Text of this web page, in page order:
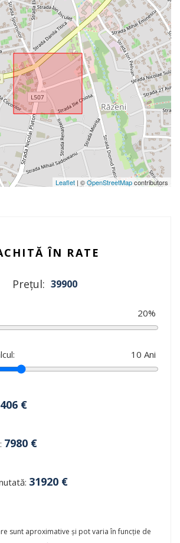
Leaflet | ©OpenStreetMapcontributors
ÎN RATE
Prețul: 39900
20%
10 Ani
406 €
7980 €
31920 €
sunt aproximative și pot varia în funcție de